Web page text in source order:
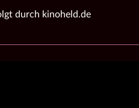
durch kinoheld.de